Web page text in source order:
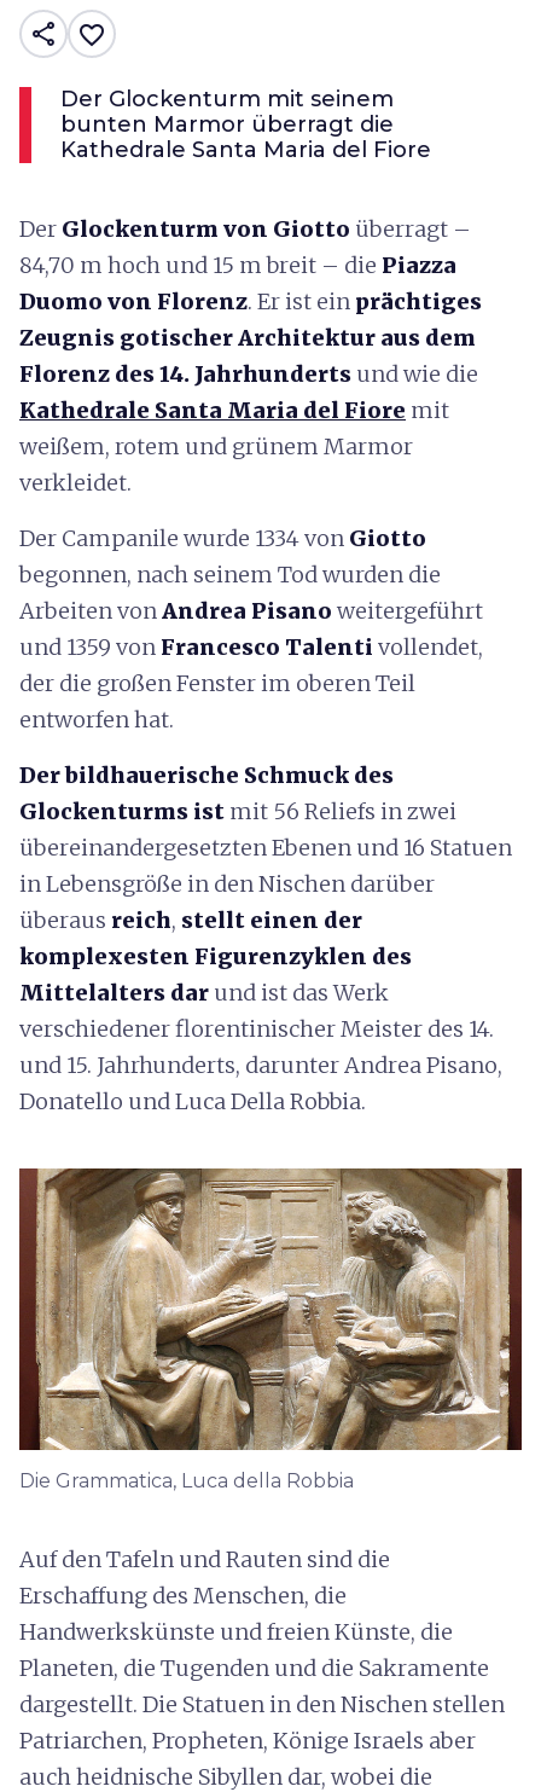
share favorite_border
Der Glockenturm mit seinem
bunten Marmor überragt die
Kathedrale Santa Maria del Fiore
Der Glockenturm von Giotto überragt –
84,70 m hoch und 15 m breit – die Piazza
Duomo von Florenz. Er ist ein prächtiges
Zeugnis gotischer Architektur aus dem
Florenz des 14. Jahrhunderts und wie die
Kathedrale Santa Maria del Fiore mit
weißem, rotem und grünem Marmor
verkleidet.
Der Campanile wurde 1334 von Giotto
begonnen, nach seinem Tod wurden die
Arbeiten vonAndrea Pisano weitergeführt
und 1359 von Francesco Talenti vollendet,
der die großen Fenster im oberen Teil
entworfen hat.
Der bildhauerische Schmuck des
Glockenturms ist mit 56 Reliefs in zwei
übereinandergesetzten Ebenen und 16 Statuen
in Lebensgröße in den Nischen darüber
überaus reich, stellt einen der
komplexesten Figurenzyklen des
Mittelalters dar und ist das Werk
verschiedener florentinischer Meister des 14.
und 15. Jahrhunderts, darunter Andrea Pisano,
Donatello und Luca Della Robbia.
Die Grammatica, Luca della Robbia
Auf den Tafeln und Rauten sind die
Erschaffung des Menschen, die
Handwerkskünste und freien Künste, die
Planeten, die Tugenden und die Sakramente
dargestellt. Die Statuen in den Nischen stellen
Patriarchen, Propheten, Könige Israels aber
auch heidnische Sibyllen dar, wobei die